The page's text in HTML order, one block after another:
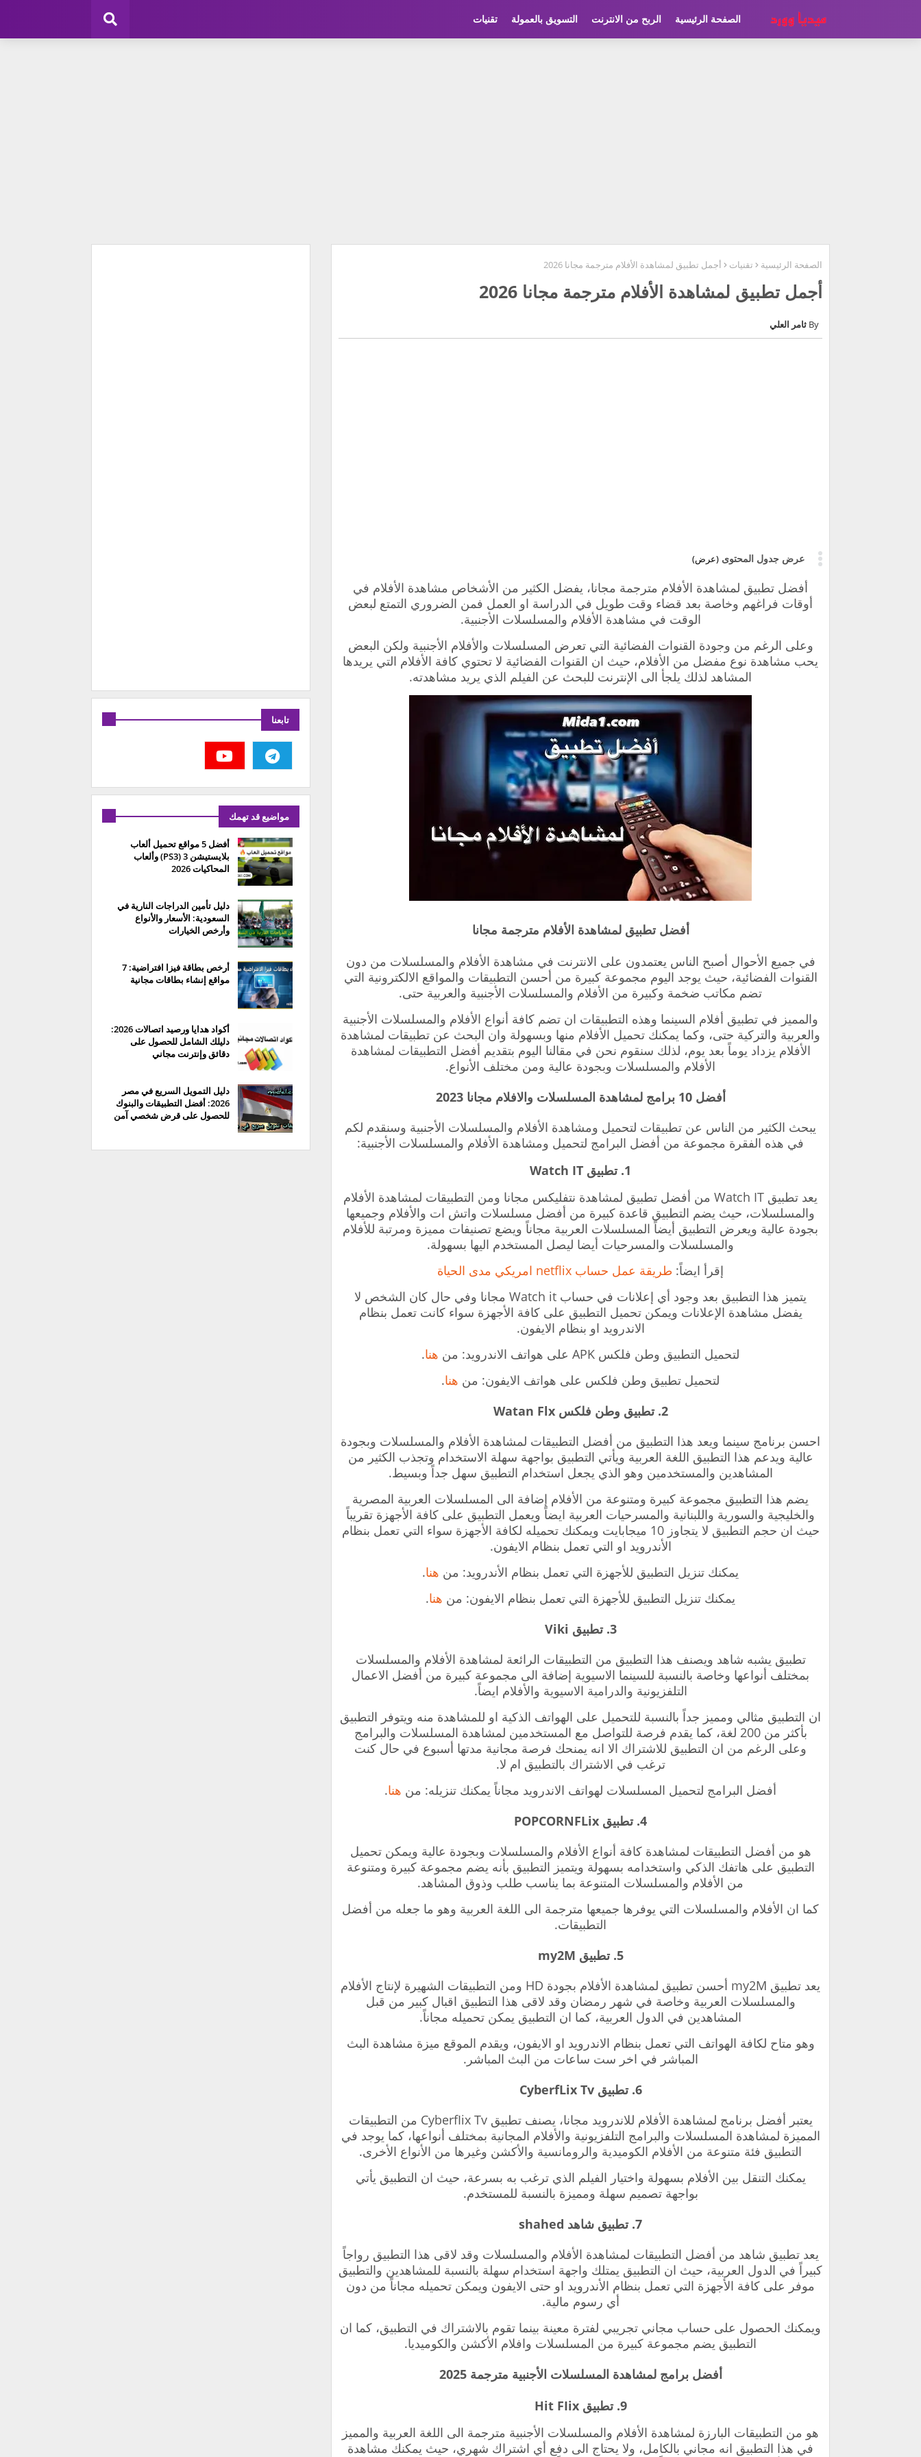
الصفحة الرئيسية الربح من الانترنت التسويق بالعمولة تقنيات
الصفحة الرئيسية تقنيات أجمل تطبيق لمشاهدة الأفلام مترجمة مجانا 2026
أجمل تطبيق لمشاهدة الأفلام مترجمة مجانا 2026
ثامر العلي
عرض جدول المحتوى (عرض)
أفضل تطبيق لمشاهدة الأفلام مترجمة مجانا، يفضل الكثير من الأشخاص مشاهدة الأفلام في
أوقات فراغهم وخاصة بعد قضاء وقت طويل في الدراسة او العمل فمن الضروري التمتع لبعض
الوقت في مشاهدة الأفلام والمسلسلات الأجنبية.
وعلى الرغم من وجودة القنوات الفضائية التي تعرض المسلسلات والأفلام الأجنبية ولكن البعض
يحب مشاهدة نوع مفضل من الأفلام، حيث ان القنوات الفضائية لا تحتوي كافة الأفلام التي يريدها
المشاهد لذلك يلجأ الى الإنترنت للبحث عن الفيلم الذي يريد مشاهدته.
أفضل تطبيق لمشاهدة الأفلام مترجمة مجانا
في جميع الأحوال أصبح الناس يعتمدون على الانترنت في مشاهدة الأفلام والمسلسلات من دون
القنوات الفضائية، حيث يوجد اليوم مجموعة كبيرة من أحسن التطبيقات والمواقع الالكترونية التي
تضم مكاتب ضخمة وكبيرة من الأفلام والمسلسلات الأجنبية والعربية حتى.
والمميز في تطبيق أفلام السينما وهذه التطبيقات ان تضم كافة أنواع الأفلام والمسلسلات الأجنبية
والعربية والتركية حتى، وكما يمكنك تحميل الأفلام منها وبسهولة وان البحث عن تطبيقات لمشاهدة
الأفلام يزداد يوماً بعد يوم، لذلك سنقوم نحن في مقالنا اليوم بتقديم أفضل التطبيقات لمشاهدة
الأفلام والمسلسلات وبجودة عالية ومن مختلف الأنواع.
أفضل 10 برامج لمشاهدة المسلسلات والافلام مجانا 2023
يبحث الكثير من الناس عن تطبيقات لتحميل ومشاهدة الأفلام والمسلسلات الأجنبية وسنقدم لكم
في هذه الفقرة مجموعة من أفضل البرامج لتحميل ومشاهدة الأفلام والمسلسلات الأجنبية:
1. تطبيق Watch IT
يعد تطبيق Watch IT من أفضل
تطبيق لمشاهدة نتفليكس مجانا ومن التطبيقات لمشاهدة الأفلام
والمسلسلات، حيث يضم التطبيق قاعدة كبيرة من أفضل مسلسلات واتش ات والأفلام وجميعها
بجودة عالية ويعرض التطبيق أيضاً المسلسلات العربية مجاناً ويضع تصنيفات مميزة ومرتبة للأفلام
والمسلسلات والمسرحيات أيضا ليصل المستخدم اليها بسهولة.
إقرأ ايضاً: طريقة عمل حساب netflix امريكي مدى الحياة
يتميز هذا التطبيق بعد وجود أي إعلانات في حساب Watch it مجانا
وفي حال كان الشخص لا
يفضل مشاهدة الإعلانات ويمكن تحميل التطبيق على كافة الأجهزة سواء كانت تعمل بنظام
الاندرويد او بنظام الايفون.
لتحميل التطبيق وطن فلكس APK على هواتف الاندرويد: من هنا.
لتحميل تطبيق وطن فلكس على هواتف الايفون: من هنا.
2. تطبيق وطن فلكس Watan Flx
احسن برنامج سينما ويعد هذا التطبيق من أفضل التطبيقات لمشاهدة الأفلام والمسلسلات وبجودة
عالية ويدعم هذا التطبيق اللغة العربية ويأتي التطبيق بواجهة سهلة الاستخدام وتجذب الكثير من
المشاهدين والمستخدمين وهو الذي يجعل استخدام التطبيق سهل جداً وبسيط.
يضم هذا التطبيق مجموعة كبيرة ومتنوعة من الأفلام إضافة الى المسلسلات العربية المصرية
والخليجية والسورية واللبنانية والمسرحيات العربية ايضاً ويعمل التطبيق على كافة الأجهزة تقريباً
حيث ان حجم التطبيق لا يتجاوز 10 ميجابايت ويمكنك تحميله لكافة الأجهزة سواء التي تعمل بنظام
الأندرويد او التي تعمل بنظام الايفون.
يمكنك تنزيل التطبيق للأجهزة التي تعمل بنظام الأندرويد: من هنا.
يمكنك تنزيل التطبيق للأجهزة التي تعمل بنظام الايفون: من هنا.
3. تطبيق Viki
تطبيق يشبه شاهد ويصنف هذا التطبيق من التطبيقات الرائعة لمشاهدة الأفلام والمسلسلات
بمختلف أنواعها وخاصة بالنسبة للسينما الاسيوية إضافة الى مجموعة كبيرة من أفضل الاعمال
التلفزيونية والدرامية الاسيوية والأفلام ايضاً.
ان التطبيق مثالي ومميز جداً بالنسبة للتحميل على الهواتف الذكية او للمشاهدة منه ويتوفر التطبيق
بأكثر من 200 لغة، كما يقدم فرصة للتواصل مع المستخدمين لمشاهدة المسلسلات والبرامج
وعلى الرغم من ان التطبيق للاشتراك الا انه يمنحك فرصة مجانية مدتها أسبوع في حال كنت
ترغب في الاشتراك بالتطبيق ام لا.
أفضل البرامج لتحميل المسلسلات لهواتف الاندرويد مجاناً يمكنك تنزيله: من هنا.
4. تطبيق POPCORNFLix
هو من أفضل التطبيقات لمشاهدة كافة أنواع الأفلام والمسلسلات وبجودة عالية ويمكن تحميل
التطبيق على هاتفك الذكي واستخدامه بسهولة ويتميز التطبيق بأنه يضم مجموعة كبيرة ومتنوعة
من الأفلام والمسلسلات المتنوعة بما يناسب طلب وذوق المشاهد.
كما ان الأفلام والمسلسلات التي يوفرها جميعها مترجمة الى اللغة العربية وهو ما جعله من أفضل
التطبيقات.
5. تطبيق my2M
يعد تطبيق my2M
أحسن تطبيق لمشاهدة الأفلام بجودة HD و
من التطبيقات الشهيرة لإنتاج الأفلام
والمسلسلات العربية وخاصة في شهر رمضان وقد لاقى هذا التطبيق اقبال كبير من قبل
المشاهدين في الدول العربية، كما ان التطبيق يمكن تحميله مجاناً.
وهو متاح لكافة الهواتف التي تعمل بنظام الاندرويد او الايفون، ويقدم الموقع ميزة مشاهدة البث
المباشر في اخر ست ساعات من البث المباشر.
6. تطبيق CyberfLix Tv
يعتبر أفضل برنامج لمشاهدة الأفلام للاندرويد مجانا،
يصنف تطبيق CyberfIix Tv من التطبيقات
المميزة لمشاهدة المسلسلات والبرامج التلفزيونية والأفلام المجانية بمختلف أنواعها، كما يوجد في
التطبيق فئة متنوعة من الأفلام الكوميدية والرومانسية والأكشن وغيرها من الأنواع الأخرى.
يمكنك التنقل بين الأفلام بسهولة واختيار الفيلم الذي ترغب به بسرعة، حيث ان التطبيق يأتي
بواجهة تصميم سهلة ومميزة بالنسبة للمستخدم.
7. تطبيق شاهد shahed
يعد تطبيق شاهد من أفضل التطبيقات لمشاهدة الأفلام والمسلسلات وقد لاقى هذا التطبيق رواجاً
كبيراً في الدول العربية، حيث ان التطبيق يمتلك واجهة استخدام سهلة بالنسبة للمشاهدين والتطبيق
موفر على كافة الأجهزة التي تعمل بنظام الأندرويد او حتى الايفون ويمكن تحميله مجاناً من دون
أي رسوم مالية.
ويمكنك الحصول على حساب مجاني تجريبي لفترة معينة بينما تقوم بالاشتراك في التطبيق، كما ان
التطبيق يضم مجموعة كبيرة من المسلسلات وافلام الأكشن والكوميديا.
أفضل برامج لمشاهدة المسلسلات الأجنبية مترجمة 2025
9. تطبيق Hit FIix
هو من التطبيقات البارزة لمشاهدة الأفلام والمسلسلات الأجنبية مترجمة الى اللغة العربية والمميز
في هذا التطبيق انه مجاني بالكامل، ولا يحتاج الى دفع أي اشتراك شهري، حيث يمكنك مشاهدة
تابعنا
مواضيع قد تهمك
أفضل 5 مواقع تحميل ألعاب
بلايستيشن 3 (PS3) وألعاب
المحاكيات 2026
دليل تأمين الدراجات النارية في
السعودية: الأسعار والأنواع
وأرخص الخيارات
أرخص بطاقة فيزا افتراضية: 7
مواقع إنشاء بطاقات مجانية
أكواد هدايا ورصيد اتصالات 2026:
دليلك الشامل للحصول على
دقائق وإنترنت مجاني
دليل التمويل السريع في مصر
2026: أفضل التطبيقات والبنوك
للحصول على قرض شخصي آمن